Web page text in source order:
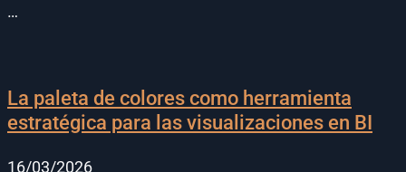
…
La paleta de colores como herramienta
estratégica para las visualizaciones en BI
16/03/2026